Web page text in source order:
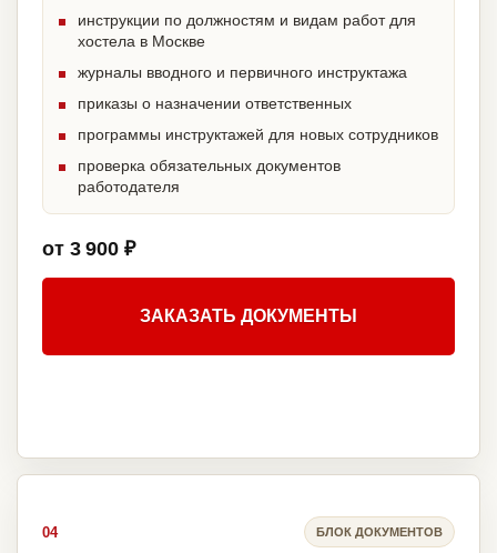
инструкции по должностям и видам работ для
хостела в Москве
журналы вводного и первичного инструктажа
приказы о назначении ответственных
программы инструктажей для новых сотрудников
проверка обязательных документов
работодателя
от 3 900 ₽
ЗАКАЗАТЬ ДОКУМЕНТЫ
04 БЛОК ДОКУМЕНТОВ